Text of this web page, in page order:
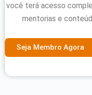
você terá acesso
mentorias e
Seja Membro Agora